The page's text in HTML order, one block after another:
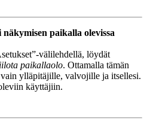
paikalla olevissa
välilehdellä, löydät
paikallaolo. Ottamalla tämän
ylläpitäjille, valvojille ja itsellesi.
käyttäjiin.